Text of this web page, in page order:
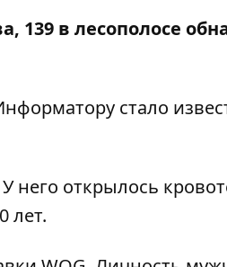
139 в лесополосе
стало
открылось
лет.